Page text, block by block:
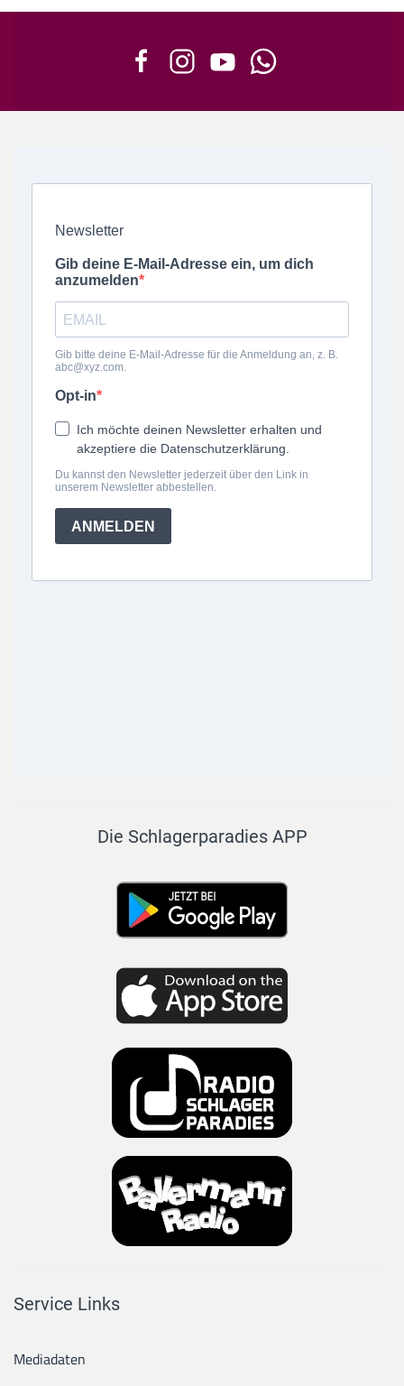
Die Schlagerparadies APP
Service Links
Mediadaten